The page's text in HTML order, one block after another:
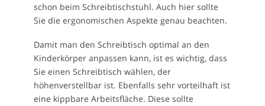
schon beim Schreibtischstuhl. Auch hier sollte
Sie die ergonomischen Aspekte genau beachten.
Damit man den Schreibtisch optimal an den
Kinderkörper anpassen kann, ist es wichtig, dass
Sie einen Schreibtisch wählen, der
höhenverstellbar ist. Ebenfalls sehr vorteilhaft ist
eine kippbare Arbeitsfläche. Diese sollte